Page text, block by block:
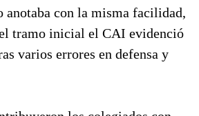
anotaba con la misma facilidad,
el tramo inicial el CAI evidenció
varios errores en defensa y